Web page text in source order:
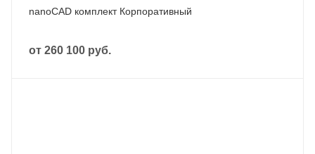
nanoCAD комплект Корпоративный
от 260 100 руб.